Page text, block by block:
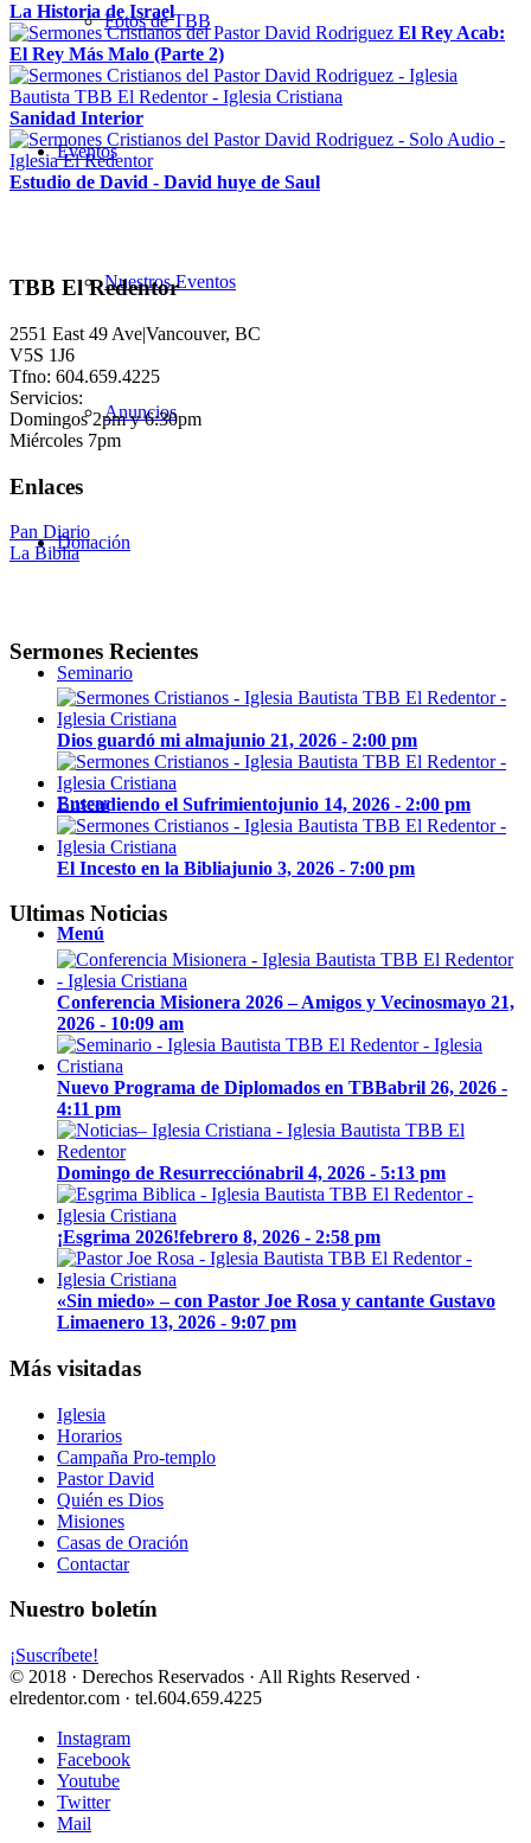
Fotos de TBB
Eventos
Nuestros Eventos
Anuncios
Donación
Seminario
Buscar
Menú
La Historia de Israel
El Rey Acab:
El Rey Más Malo (Parte 2)
Sanidad Interior
Estudio de David - David huye de Saul
TBB El Redentor
2551 East 49 Ave|Vancouver, BC
V5S 1J6
Tfno: 604.659.4225
Servicios:
Domingos 2pm y 6:30pm
Miércoles 7pm
Enlaces
Pan Diario
La Biblia
Sermones Recientes
Dios guardó mi almajunio 21, 2026 - 2:00 pm
Entendiendo el Sufrimientojunio 14, 2026 - 2:00 pm
El Incesto en la Bibliajunio 3, 2026 - 7:00 pm
Ultimas Noticias
Conferencia Misionera 2026 – Amigos y Vecinosmayo 21,
2026 - 10:09 am
Nuevo Programa de Diplomados en TBBabril 26, 2026 -
4:11 pm
Domingo de Resurrecciónabril 4, 2026 - 5:13 pm
¡Esgrima 2026!febrero 8, 2026 - 2:58 pm
«Sin miedo» – con Pastor Joe Rosa y cantante Gustavo
Limaenero 13, 2026 - 9:07 pm
Más visitadas
Iglesia
Horarios
Campaña Pro-templo
Pastor David
Quién es Dios
Misiones
Casas de Oración
Contactar
Nuestro boletín
¡Suscríbete!
© 2018 · Derechos Reservados · All Rights Reserved ·
elredentor.com · tel.604.659.4225
Instagram
Facebook
Youtube
Twitter
Mail